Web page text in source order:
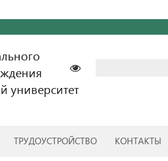
университет
ТРУДОУСТРОЙСТВО КОНТАКТЫ